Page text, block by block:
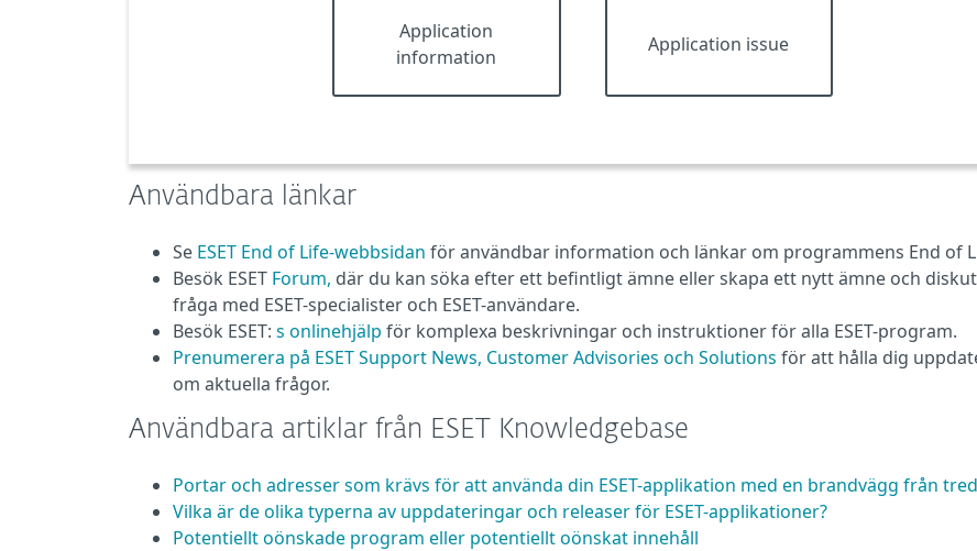
Application
information
Application issue
Användbara länkar
Se ESET End of Life-webbsidan för användbar information och länkar om programmens End of
Besök ESET Forum, där du kan söka efter ett befintligt ämne eller skapa ett nytt ämne och
fråga med ESET-specialister och ESET-användare.
Besök ESET: s onlinehjälp för komplexa beskrivningar och instruktioner för alla ESET-program.
Prenumerera på ESET Support News, Customer Advisories och Solutions för att hålla dig
om aktuella frågor.
Användbara artiklar från ESET Knowledgebase
Portar och adresser som krävs för att använda din ESET-applikation med en brandvägg från
Vilka är de olika typerna av uppdateringar och releaser för ESET-applikationer?
Potentiellt oönskade program eller potentiellt oönskat innehåll